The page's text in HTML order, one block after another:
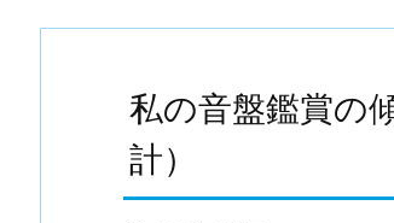
私の音盤鑑賞の
計）